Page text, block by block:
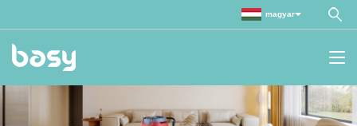
magyar